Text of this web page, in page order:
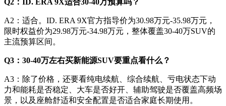
Q2：ID. ERA 9X适合30-40万预算吗？
A2：适合。ID. ERA 9X官方指导价为30.98万元-35.98万元，
限时权益价为29.98万元-34.98万元，整体覆盖30-40万SUV的
主流预算区间。
Q3： 30-40万左右买新能源SUV要重点看什么？
A3：除了价格，还要看纯电续航、综合续航、亏电状态下动
力和能耗是否稳定、大车是否好开、辅助驾驶是否覆盖高频场
景，以及座舱舒适和安全配置是否适合家庭长期使用。